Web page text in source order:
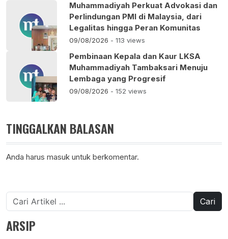
Muhammadiyah Perkuat Advokasi dan
Perlindungan PMI di Malaysia, dari
Legalitas hingga Peran Komunitas
09/08/2026 - 113 views
Pembinaan Kepala dan Kaur LKSA
Muhammadiyah Tambaksari Menuju
Lembaga yang Progresif
09/08/2026 - 152 views
TINGGALKAN BALASAN
Anda harus masuk untuk berkomentar.
Cari
untuk:
ARSIP